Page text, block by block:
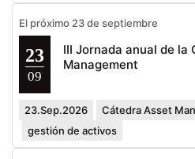
El próximo 23 de septiembre
23
09
III Jornada anual de la
Management
23.Sep.2026
Cátedra Asset
gestión de activos